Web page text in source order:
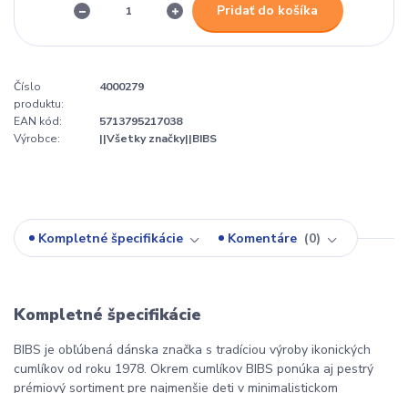
Pridať do košíka
Číslo
produktu:
4000279
EAN kód:
5713795217038
Výrobce:
||Všetky značky||BIBS
Kompletné špecifikácie Komentáre 0
Kompletné špecifikácie
BIBS je obľúbená dánska značka s tradíciou výroby ikonických
cumlíkov od roku 1978. Okrem cumlíkov BIBS ponúka aj pestrý
prémiový sortiment pre najmenšie deti v minimalistickom